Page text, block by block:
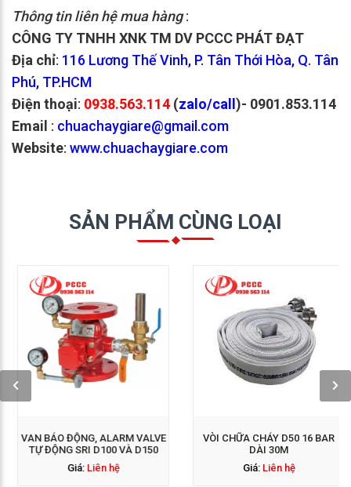
Thông tin liên hệ mua hàng:
CÔNG TY TNHH XNK TM DV PCCC PHÁT ĐẠT
Địa chỉ: 116 Lương Thế Vinh, P. Tân Thới Hòa, Q. Tân
Phú, TP.HCM
Điện thoại: 0938.563.114 (zalo/call )- 0901.853.114
Email : chuachaygiare@gmail.com
Website: www.chuachaygiare.com
SẢN PHẨM CÙNG LOẠI
VAN BÁO ĐỘNG, ALARM VALVE
TỰ ĐỘNG SRI D100 VÀ D150
Giá:Liên hệ
GỌI NGAY: 0938 563
114
VÒI CHỮA CHÁY D50 16 BAR
DÀI 30M
Giá:Liên hệ
GỌI NGAY: 0938 563
114